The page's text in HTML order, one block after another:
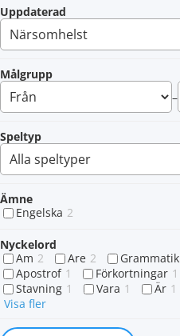
Uppdaterad
Målgrupp
–
Speltyp
Ämne
Engelska 2
Nyckelord
Am 2 Are 2 Grammatik
Apostrof 1 Förkortningar 1
Stavning 1 Vara 1 Är 1
Visa fler